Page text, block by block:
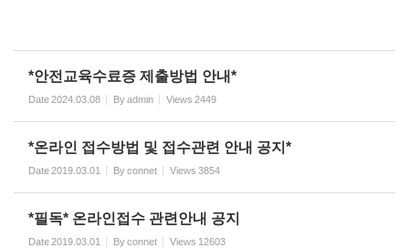
*안전교육수료증 제출방법 안내*
Date2024.03.08 Byadmin Views 2449
*온라인 접수방법 및 접수관련 안내 공지*
Date2019.03.01 Byconnet Views 3854
*필독* 온라인접수 관련안내 공지
Date2019.03.01 Byconnet Views 12603